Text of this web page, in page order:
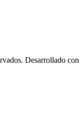
Desarrollado con